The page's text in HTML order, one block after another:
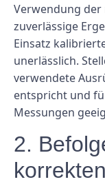
Verwendung der
zuverlässige
Einsatz
unerlässlich.
verwendete
entspricht und
Messungen
2.